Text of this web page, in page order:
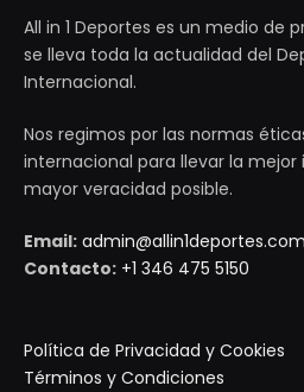
All in 1 Deportes es un medio de
se lleva toda la actualidad del
Internacional.
Nos regimos por las normas
internacional para llevar la
mayor veracidad posible.
Email: admin@allin1deportes.com
Contacto: +1 346 475 5150
Política de Privacidad y Cookies
Términos y Condiciones